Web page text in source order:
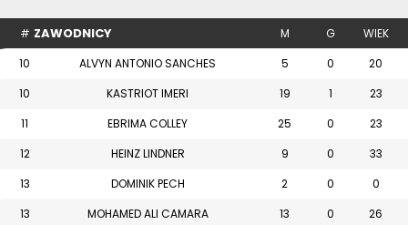
# ZAWODNICY M G
WIEK
10
ALVYN ANTONIO SANCHES 5 0
20
10
KASTRIOT IMERI 19 1
23
11
EBRIMA COLLEY 25 0
23
12
HEINZ LINDNER 9 0
33
13
DOMINIK PECH 2 0
0
13
MOHAMED ALI CAMARA 13 0
26